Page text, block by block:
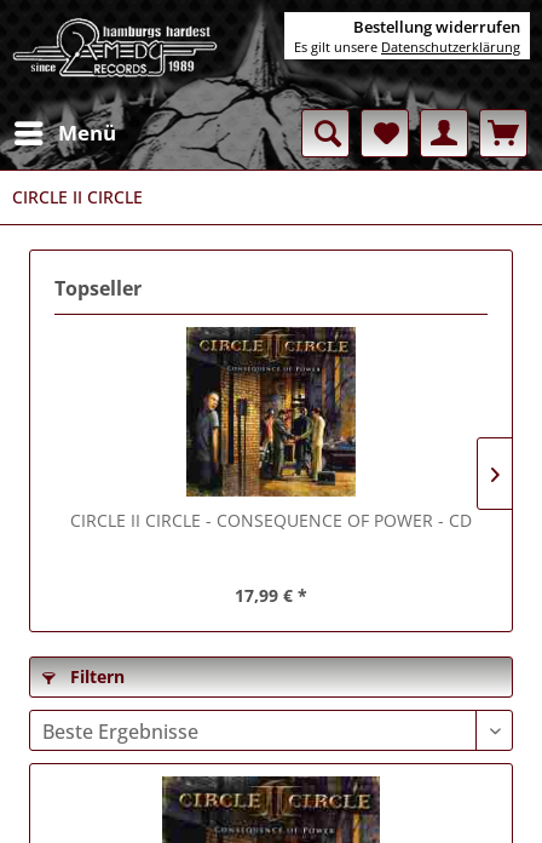
Menü
CIRCLE II CIRCLE
Topseller
CIRCLE II CIRCLE - CONSEQUENCE OF POWER - CD
17,99 € *
Filtern
Bestellung widerrufen
Es gilt unsere Datenschutzerklärung